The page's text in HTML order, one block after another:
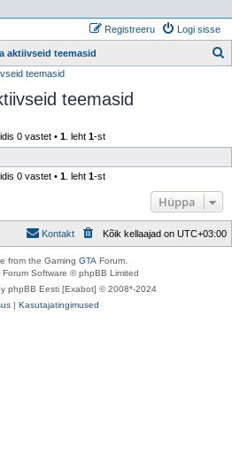
Logi sisse
Registreeru
aktiivseid teemasid
teemasid
teemasid
0 vastet • 1 . leht 1-st
0 vastet • 1 . leht 1-st
Hüppa
Kõik kellaajad on UTC+03:00
Kontakt
from the Gaming GTA Forum.
Forum Software © phpBB Limited
phpBB Eesti [Exabot] © 2008*-2024
| Kasutajatingimused